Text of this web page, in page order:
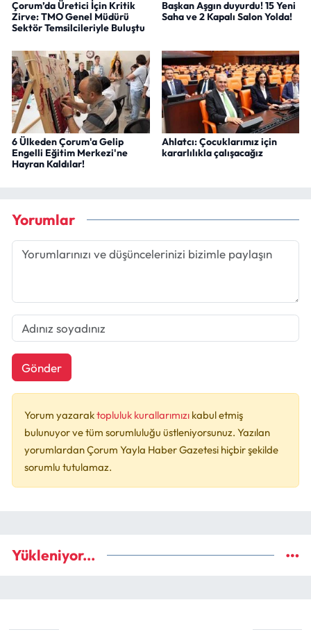
Çorum’da Üretici İçin Kritik
Zirve: TMO Genel Müdürü
Sektör Temsilcileriyle Buluştu
Başkan Aşgın duyurdu! 15 Yeni
Saha ve 2 Kapalı Salon Yolda!
6 Ülkeden Çorum'a Gelip
Engelli Eğitim Merkezi'ne
Hayran Kaldılar!
Ahlatcı: Çocuklarımız için
kararlılıkla çalışacağız
Yorumlar
Gönder
Yorum yazaraktopluluk kurallarımızı kabul etmiş
bulunuyor ve tüm sorumluluğu üstleniyorsunuz. Yazılan
yorumlardan Çorum Yayla Haber Gazetesi hiçbir şekilde
sorumlu tutulamaz.
Yükleniyor...